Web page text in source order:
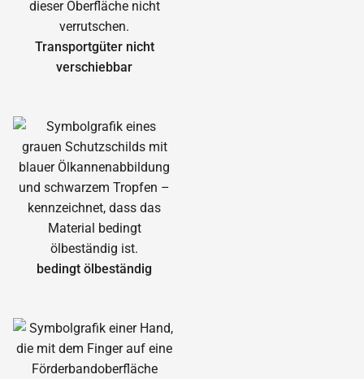
Transportgüter nicht
verschiebbar
bedingt ölbeständig